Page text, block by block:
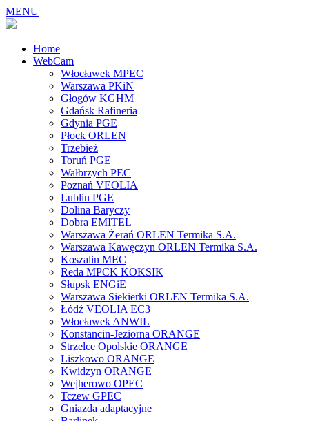
MENU
Home
WebCam
Włocławek MPEC
Warszawa PKiN
Głogów KGHM
Gdańsk Rafineria
Gdynia PGE
Płock ORLEN
Trzebież
Toruń PGE
Wałbrzych PEC
Poznań VEOLIA
Lublin PGE
Dolina Baryczy
Dobra EMITEL
Warszawa Żerań ORLEN Termika S.A.
Warszawa Kawęczyn ORLEN Termika S.A.
Koszalin MEC
Reda MPCK KOKSIK
Słupsk ENGiE
Warszawa Siekierki ORLEN Termika S.A.
Łódź VEOLIA EC3
Włocławek ANWIL
Konstancin-Jeziorna ORANGE
Strzelce Opolskie ORANGE
Liszkowo ORANGE
Kwidzyn ORANGE
Wejherowo OPEC
Tczew GPEC
Gniazda adaptacyjne